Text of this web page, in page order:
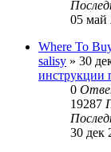
05 май
Where To
salisy » 30
инструкции
0
19287
30 дек